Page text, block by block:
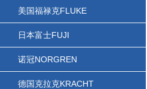
美国福禄克FLUKE
日本富士FUJI
诺冠NORGREN
德国克拉克KRACHT